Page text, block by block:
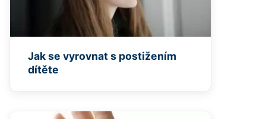
Jak se vyrovnat s postižením
dítěte